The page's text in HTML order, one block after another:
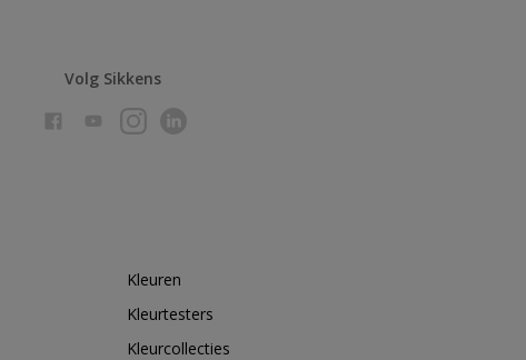
Volg Sikkens
Kleuren
Kleurtesters
Kleurcollecties